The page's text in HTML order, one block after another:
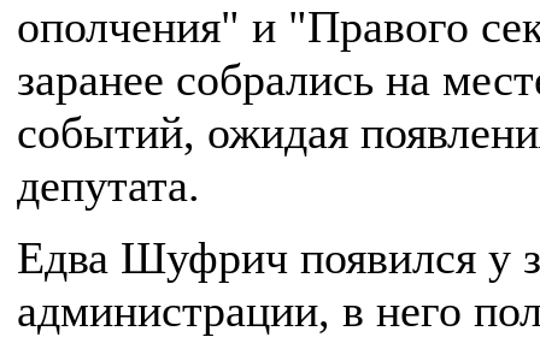
ополчения" и "Правого
заранее собрались на
событий, ожидая
депутата.
Едва Шуфрич появился у
администрации, в него